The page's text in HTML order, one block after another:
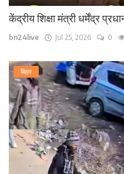
केंद्रीय शिक्षा मंत्री धर्मेंद्र
bn24live Jul 25, 2026 0
बिहार